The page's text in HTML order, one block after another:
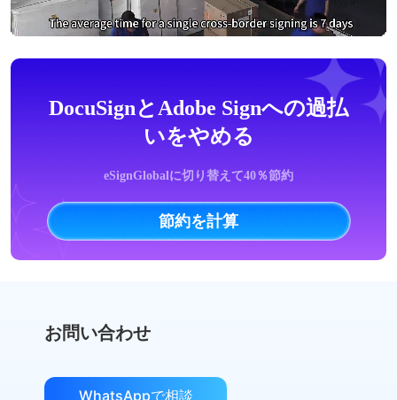
DocuSignとAdobe Signへの過払
いをやめる
eSignGlobalに切り替えて40％節約
節約を計算
お問い合わせ
WhatsAppで相談